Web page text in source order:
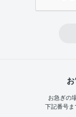
お急ぎの
下記番号ま